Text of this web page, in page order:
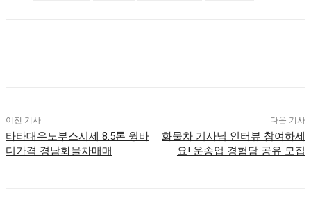
이전 기사
타타대우노부스시세 8.5톤 윙바
디가격 경남화물차매매
다음 기사
화물차 기사님 인터뷰 참여하세
요! 운송업 경험담 공유 모집